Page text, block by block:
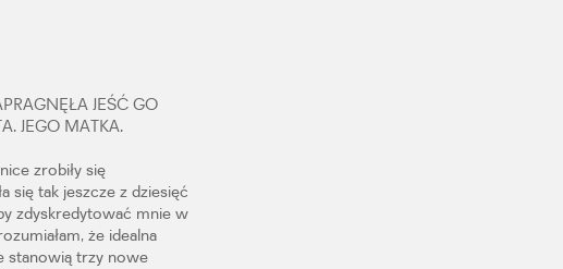
JEŚĆ GO
JEGO MATKA.
zrobiły się
się tak jeszcze z dziesięć
zdyskredytować mnie w
że idealna
stanowią trzy nowe